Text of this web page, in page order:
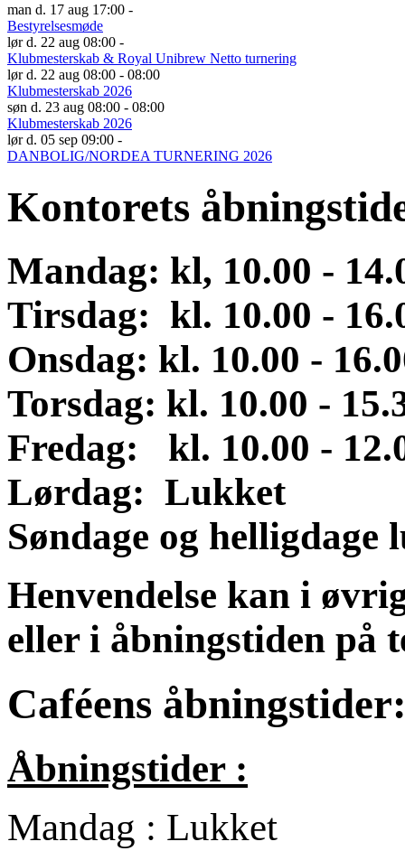
man d. 17 aug 17:00 -
Bestyrelsesmøde
lør d. 22 aug 08:00 -
Klubmesterskab & Royal Unibrew Netto turnering
lør d. 22 aug 08:00 - 08:00
Klubmesterskab 2026
søn d. 23 aug 08:00 - 08:00
Klubmesterskab 2026
lør d. 05 sep 09:00 -
DANBOLIG/NORDEA TURNERING 2026
Kontorets
Mandag: kl, 10.00 -
Tirsdag: kl. 10.00 -
Onsdag: kl. 10.00 -
Torsdag: kl. 10.00 -
Fredag: kl. 10.00 -
Lørdag: Lukket
Søndage og
Henvendelse kan i
eller i åbningstiden på
Caféens
Åbningstider :
Mandag : Lukket